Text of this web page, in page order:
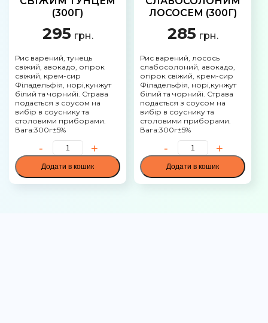
(300Г)
295 грн.
Рис варений, тунець
свіжий, авокадо, огірок
свіжий, крем-сир
Філадельфія, норі,кунжут
білий та чорнийі. Страва
подається з соусом на
вибір в соуснику та
столовими приборами.
Вага:300г±5%
Додати в кошик
ЛОСОСЕМ (300Г)
285 грн.
Рис варений, лосось
слабосолоний, авокадо,
огірок свіжий, крем-сир
Філадельфія, норі,кунжут
білий та чорнийі. Страва
подається з соусом на
вибір в соуснику та
столовими приборами.
Вага:300г±5%
Додати в кошик